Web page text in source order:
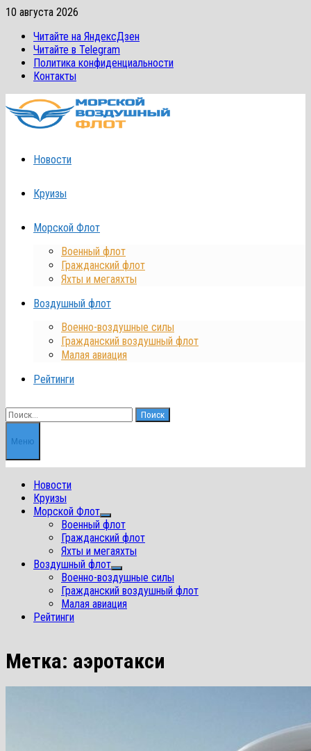
Перейти
содержимому
10 августа 2026
Читайте на ЯндексДзен
Читайте в Telegram
Политика конфиденциальности
Контакты
Новости
Круизы
Морской Флот
Военный флот
Гражданский флот
Яхты и мегаяхты
Воздушный флот
Военно-воздушные силы
Гражданский воздушный флот
Малая авиация
Рейтинги
Найти:
Меню
Новости
Круизы
Морской Флот
Показать
подменю
Военный флот
Гражданский флот
Яхты и мегаяхты
Воздушный флот
Показать
подменю
Военно-воздушные силы
Гражданский воздушный флот
Малая авиация
Рейтинги
Метка: аэротакси